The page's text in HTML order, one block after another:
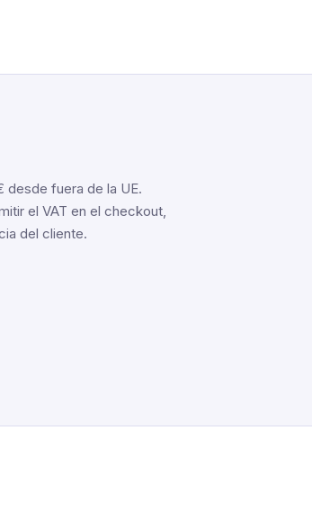
desde fuera de la UE.
el VAT en el checkout,
del cliente.